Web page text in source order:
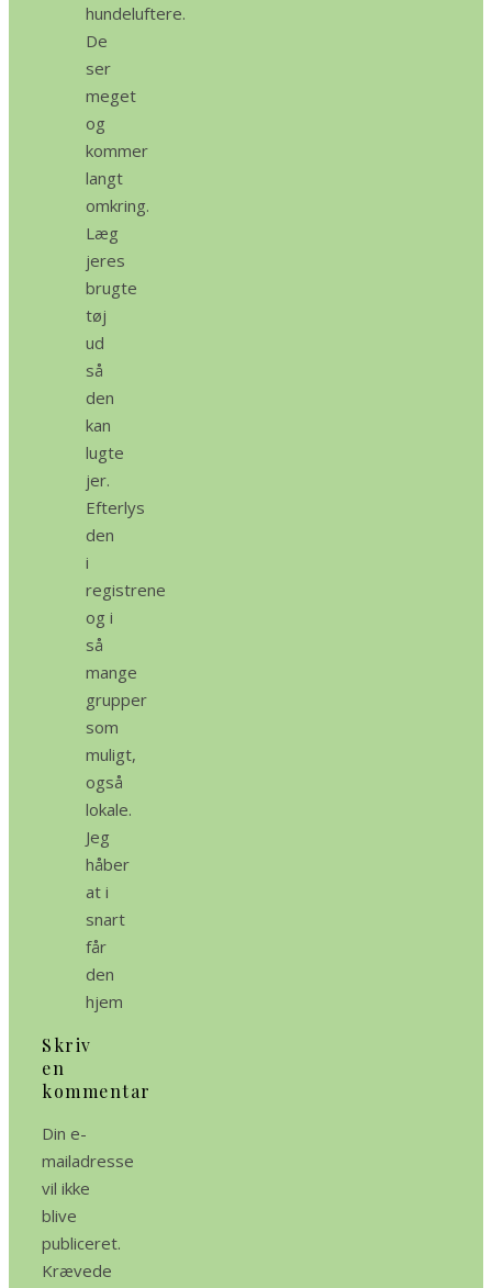
hundeluftere.
De
ser
meget
og
kommer
langt
omkring.
Læg
jeres
brugte
tøj
ud
så
den
kan
lugte
jer.
Efterlys
den
i
registrene
og i
så
mange
grupper
som
muligt,
også
lokale.
Jeg
håber
at i
snart
får
den
hjem
Skriv
en
kommentar
Din e-
mailadresse
vil ikke
blive
publiceret.
Krævede